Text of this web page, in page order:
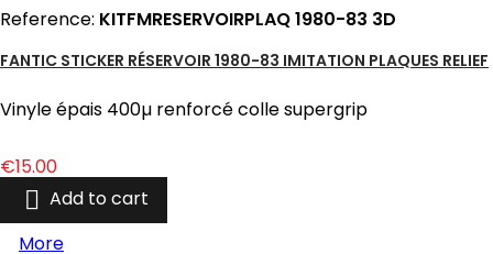
Reference: KITFMRESERVOIRPLAQ 1980-83 3D
FANTIC STICKER RÉSERVOIR 1980-83 IMITATION PLAQUES RELIEF
Vinyle épais 400µ renforcé colle supergrip
Price
€15.00
 Add to cart
More